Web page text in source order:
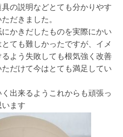
の説明などとても分かりやす
だきました。
かきだしたものを実際にかい
ても難しかったですが、イメ
よう失敗しても根気強く改善
だけて今はとても満足してい
く出来るようこれからも頑張っ
ます